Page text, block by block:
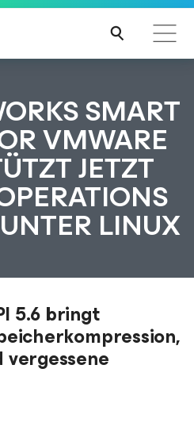
Kunden, die vom Content-
betroffen sind
SMART
VMWARE
JETZT
LINUX
5.6 bringt
vergessene